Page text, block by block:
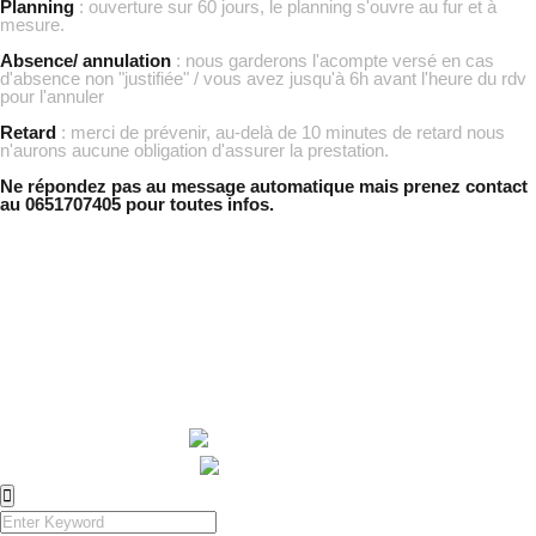
Planning : ouverture sur 60 jours, le planning s'ouvre au fur et à
mesure.
Absence/ annulation : nous garderons l'acompte versé en cas
d'absence non "justifiée" / vous avez jusqu'à 6h avant l'heure du rdv
pour l'annuler
Retard : merci de prévenir, au-delà de 10 minutes de retard nous
n'aurons aucune obligation d'assurer la prestation.
Ne répondez pas au message automatique mais prenez contact
au 0651707405 pour toutes infos.